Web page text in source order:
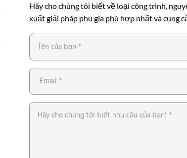
Hãy cho chúng tôi biết về loại công trình,
xuất giải pháp phụ gia phù hợp nhất và cung